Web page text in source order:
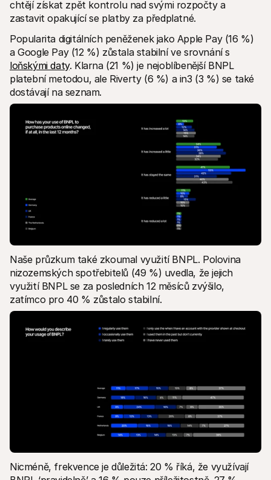
chtějí získat zpět kontrolu nad svými rozpočty a
zastavit opakující se platby za předplatné.
Popularita digitálních peněženek jako Apple Pay (16 %)
loňskými daty. Klarna (21 %) je nejoblíbenější BNPL
platební metodou, ale Riverty (6 %) a in3 (3 %) se také
dostávají na seznam.
Naše průzkum také zkoumal využití BNPL. Polovina
nizozemských spotřebitelů (49 %) uvedla, že jejich
využití BNPL se za posledních 12 měsíců zvýšilo,
zatímco pro 40 % zůstalo stabilní.
Nicméně, frekvence je důležitá: 20 % říká, že využívají